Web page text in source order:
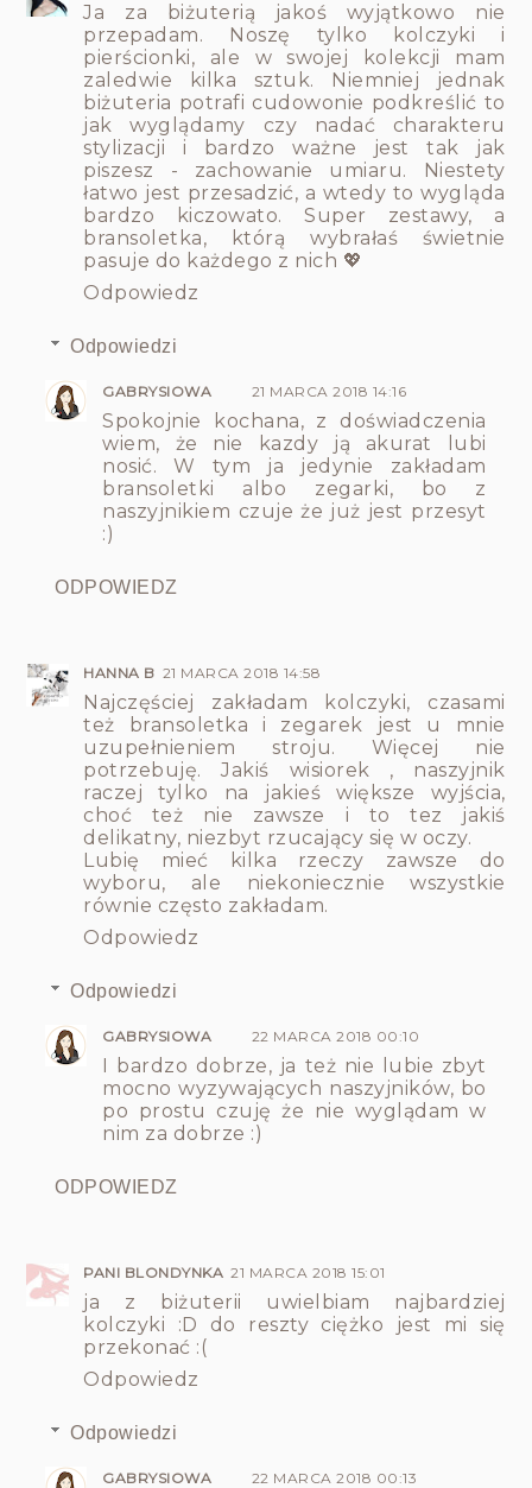
Ja za biżuterią jakoś wyjątkowo nie
przepadam. Noszę tylko kolczyki i
pierścionki, ale w swojej kolekcji mam
zaledwie kilka sztuk. Niemniej jednak
biżuteria potrafi cudowonie podkreślić to
jak wyglądamy czy nadać charakteru
stylizacji i bardzo ważne jest tak jak
piszesz - zachowanie umiaru. Niestety
łatwo jest przesadzić, a wtedy to wygląda
bardzo kiczowato. Super zestawy, a
bransoletka, którą wybrałaś świetnie
pasuje do każdego z nich 💖
Odpowiedz
Odpowiedzi
GABRYSIOWA 21 MARCA 2018 14:16
Spokojnie kochana, z doświadczenia
wiem, że nie kazdy ją akurat lubi
nosić. W tym ja jedynie zakładam
bransoletki albo zegarki, bo z
naszyjnikiem czuje że już jest przesyt
:)
ODPOWIEDZ
HANNA B 21 MARCA 2018 14:58
Najczęściej zakładam kolczyki, czasami
też bransoletka i zegarek jest u mnie
uzupełnieniem stroju. Więcej nie
potrzebuję. Jakiś wisiorek , naszyjnik
raczej tylko na jakieś większe wyjścia,
choć też nie zawsze i to tez jakiś
delikatny, niezbyt rzucający się w oczy.
Lubię mieć kilka rzeczy zawsze do
wyboru, ale niekoniecznie wszystkie
równie często zakładam.
Odpowiedz
Odpowiedzi
GABRYSIOWA 22 MARCA 2018 00:10
I bardzo dobrze, ja też nie lubie zbyt
mocno wyzywających naszyjników, bo
po prostu czuję że nie wyglądam w
nim za dobrze :)
ODPOWIEDZ
PANI BLONDYNKA 21 MARCA 2018 15:01
ja z biżuterii uwielbiam najbardziej
kolczyki :D do reszty ciężko jest mi się
przekonać :(
Odpowiedz
Odpowiedzi
GABRYSIOWA 22 MARCA 2018 00:13